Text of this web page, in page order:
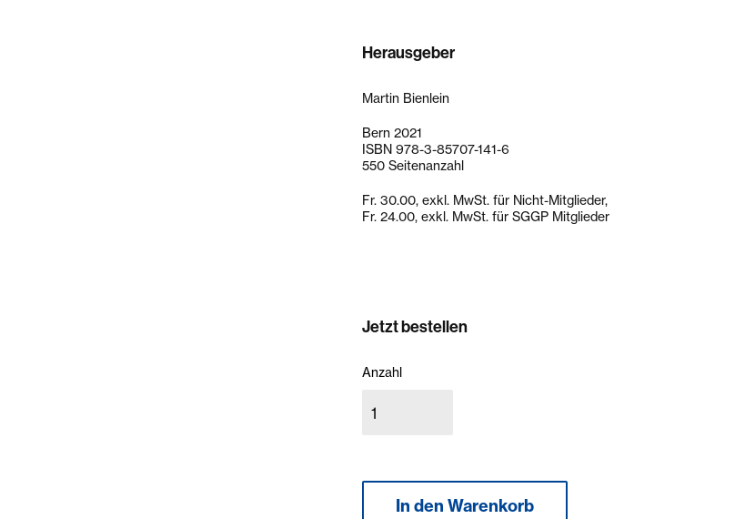
Herausgeber
Martin Bienlein
Bern 2021
ISBN 978-3-85707-141-6
550 Seitenanzahl
Fr. 30.00, exkl. MwSt. für Nicht-Mitglieder,
Fr. 24.00, exkl. MwSt. für SGGP Mitglieder
Jetzt bestellen
Anzahl